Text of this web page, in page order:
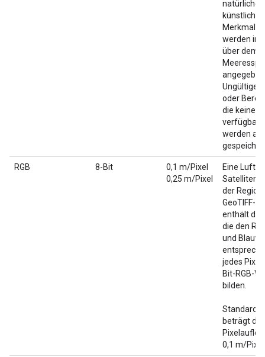
natürlicher
künstlicher
Merkmale.
werden in
über dem
Ungültige
oder
die keine
verfügbar
werden als
RGB 8-Bit
0,1 m/Pixel
0,25 m/Pixel
Eine Luft-
der
GeoTIFF-
enthält
die den
und
jedes Pixel
Bit-RGB-
bilden.
beträgt die
0,1 m/